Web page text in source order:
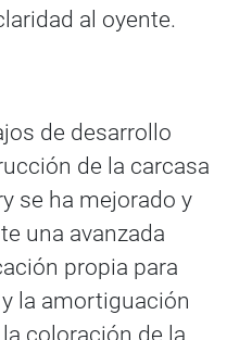
al oyente.
de desarrollo
de la carcasa
se ha mejorado y
una avanzada
propia para
la amortiguación
coloración de la